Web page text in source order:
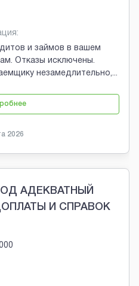
и займов в вашем
Отказы исключены.
незамедлительно,...
2026
АДЕКВАТНЫЙ
И СПРАВОК